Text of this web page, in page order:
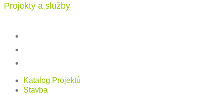
Projekty a služby
Katalog Projektů
Stavba